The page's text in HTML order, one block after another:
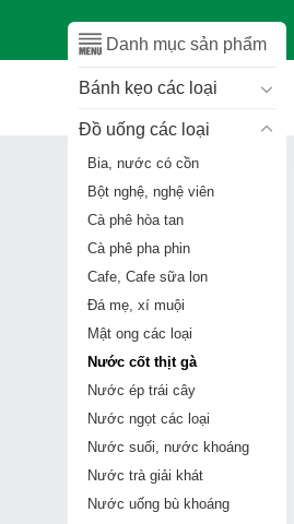
Danh mục sản phẩm
Bánh kẹo các loại
Đồ uống các loại
Bia, nước có cồn
Bột nghệ, nghệ viên
Cà phê hòa tan
Cà phê pha phin
Cafe, Cafe sữa lon
Đá mẹ, xí muội
Mật ong các loại
Nước cốt thịt gà
Nước ép trái cây
Nước ngọt các loại
Nước suối, nước khoáng
Nước trà giải khát
Nước uống bù khoáng